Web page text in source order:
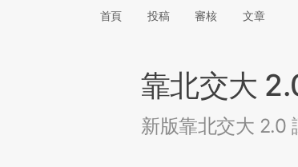
首頁 投稿 審核 文章
靠北交大
新版靠北交大 2.0